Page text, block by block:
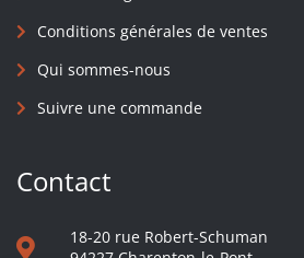
Conditions générales de ventes
Qui sommes-nous
Suivre une commande
Contact
18-20 rue Robert-Schuman